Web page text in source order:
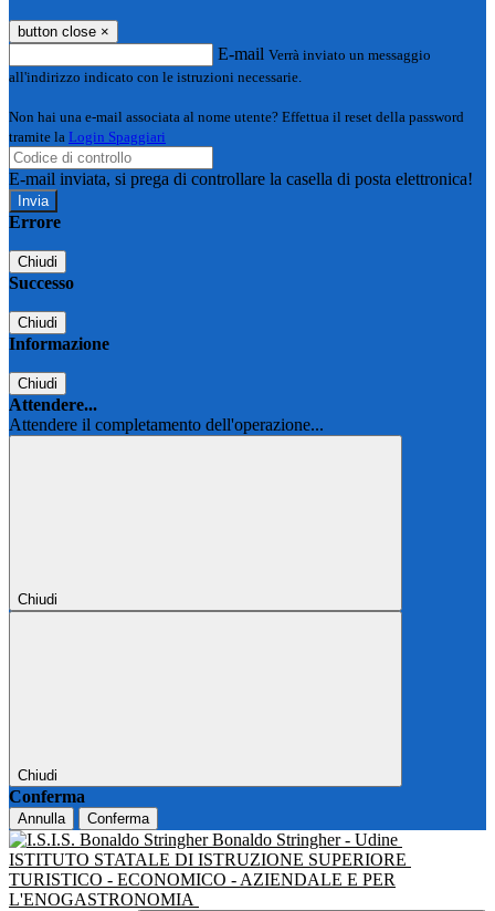
button close ×
E-mail Verrà inviato un messaggio
all'indirizzo indicato con le istruzioni necessarie.
Non hai una e-mail associata al nome utente? Effettua il reset della password
tramite la Login Spaggiari
E-mail inviata, si prega di controllare la casella di posta elettronica!
Errore
Chiudi
Successo
Chiudi
Informazione
Chiudi
Attendere...
Attendere il completamento dell'operazione...
Chiudi
Chiudi
Conferma
Annulla Conferma
Bonaldo Stringher - Udine
ISTITUTO STATALE DI ISTRUZIONE SUPERIORE
TURISTICO - ECONOMICO - AZIENDALE E PER
L'ENOGASTRONOMIA